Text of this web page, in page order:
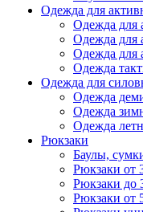
Одежда для
Одежда для
Одежда для
Одежда для
Одежда
Одежда для
Одежда
Одежда
Одежда
Рюкзаки
Баулы,
Рюкзаки от
Рюкзаки до
Рюкзаки от